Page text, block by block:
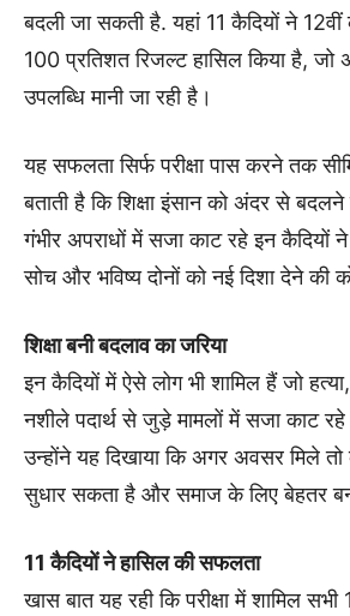
बदली जा सकती है. यहां 11 कैदियों ने 12वीं
100 प्रतिशत रिजल्ट हासिल किया है,
उपलब्धि मानी जा रही है।
यह सफलता सिर्फ परीक्षा पास करने तक
बताती है कि शिक्षा इंसान को अंदर से
गंभीर अपराधों में सजा काट रहे इन कैदियों
सोच और भविष्य दोनों को नई दिशा देने की
शिक्षा बनी बदलाव का जरिया
इन कैदियों में ऐसे लोग भी शामिल हैं जो
नशीले पदार्थ से जुड़े मामलों में सजा काट
उन्होंने यह दिखाया कि अगर अवसर मिले तो
सुधार सकता है और समाज के लिए बेहतर
11 कैदियों ने हासिल की सफलता
खास बात यह रही कि परीक्षा में शामिल